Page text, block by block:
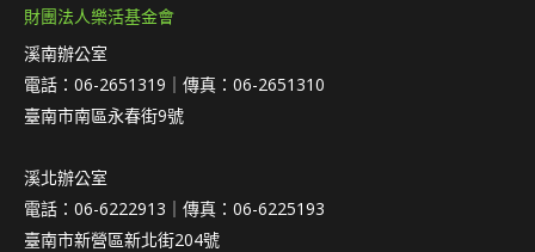
財團法人樂活基金會
溪南辦公室
電話：06-2651319｜傳真：06-2651310
臺南市南區永春街9號
溪北辦公室
電話：06-6222913｜傳真：06-6225193
臺南市新營區新北街204號